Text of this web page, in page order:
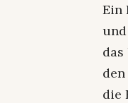
Ein
die